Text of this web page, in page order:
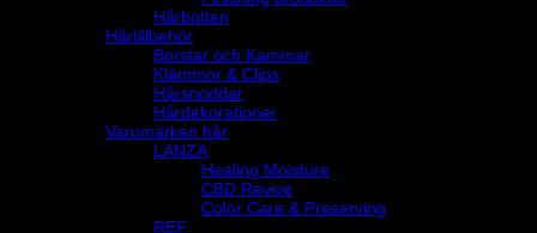
Hårbotten
Hårtillbehör
Borstar och Kammar
Klämmor & Clips
Hårsnoddar
Hårdekorationer
Varumärken hår
LANZA
Healing Moisture
CBD Revive
Color Care & Preserving
REF